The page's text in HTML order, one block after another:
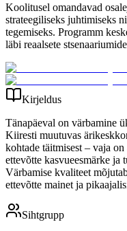
Koolitusel omandavad
strateegiliseks juhtimiseks
tegemiseks. Programm
läbi reaalsete
Kirjeldus
Tänapäeval on värbamine
Kiiresti muutuvas
kohtade täitmisest – vaja
ettevõtte kasvueesmärke ja
Värbamise kvaliteet
ettevõtte mainet ja
Sihtgrupp